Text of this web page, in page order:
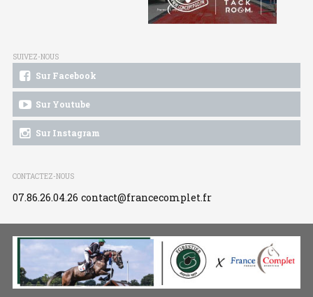
SUIVEZ-NOUS
Sur Facebook
Sur Youtube
Sur Instagram
CONTACTEZ-NOUS
07.86.26.04.26 contact@francecomplet.fr